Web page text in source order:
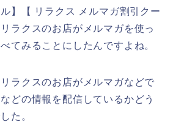
】【 リラクス メルマガ割引クー
ラクスのお店がメルマガを使っ
てみることにしたんですよね。
ラクスのお店がメルマガなどで
どの情報を配信しているかどう
た。